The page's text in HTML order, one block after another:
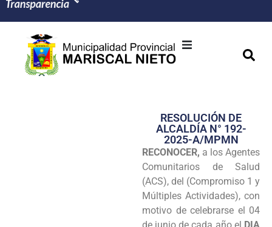
Transparencia
Seguridad
Programas
Intranet
RESOLUCIÓN DE
ALCALDÍA N° 192-
2025-A/MPMN
RECONOCER, a los Agentes
Comunitarios de Salud
(ACS), del (Compromiso 1 y
Múltiples Actividades), con
motivo de celebrarse el 04
de junio de cada año el DIA